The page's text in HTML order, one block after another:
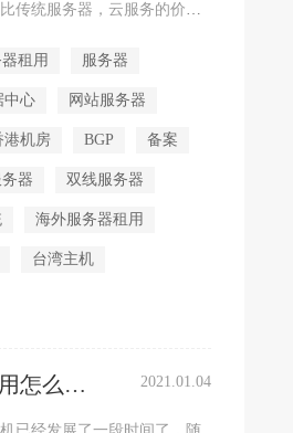
传统服务器，云服务的价格
租用 服务器
中心 网站服务器
港机房 BGP 备案
器 双线服务器
海外服务器租用
台湾主机
怎么
2021.01.04